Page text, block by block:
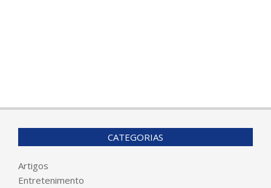
CATEGORIAS
Artigos
Entretenimento